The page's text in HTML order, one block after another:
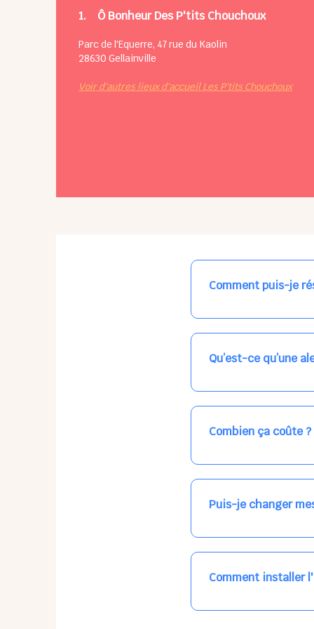
1. Ô Bonheur Des P'tits Chouchoux
Parc de l'Equerre, 47 rue du Kaolin
28630 Gellainville
Voir d'autres lieux d'accueil Les P'tits Chouchoux
Comment puis-je
Nos places libres au
qui vous intéresse,
Qu’est-ce qu’une
Vous avez besoin
les places disponibles
Combien ça coûte ?
Votre accueil est
habituel. N'hésitez
Puis-je changer
Dans votre profil
email, par SMS, par
Comment installer
L'application n'existe